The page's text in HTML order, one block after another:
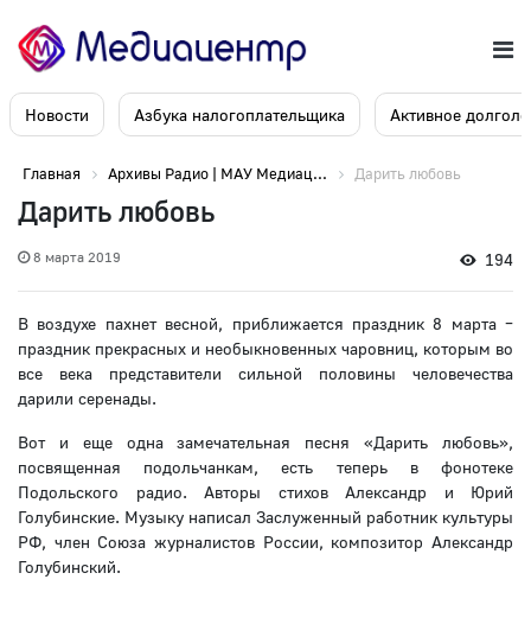
Новости Азбука налогоплательщика Активное
Главная Архивы Радио | МАУ Медиац... Дарить любовь
Дарить любовь
8 марта 2019 194
В воздухе пахнет весной, приближается праздник 8 марта –
праздник прекрасных и необыкновенных чаровниц, которым во
все века представители сильной половины человечества
дарили серенады.
Вот и еще одна замечательная песня «Дарить любовь»,
посвященная подольчанкам, есть теперь в фонотеке
Подольского радио. Авторы стихов Александр и Юрий
Голубинские. Музыку написал Заслуженный работник культуры
РФ, член Союза журналистов России, композитор Александр
Голубинский.